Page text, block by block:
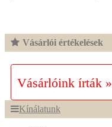
Vásárlói értékelések
Vásárlóink írták »
Kínálatunk